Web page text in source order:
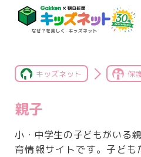
キッズネット 保
親子
小・中学生の子どもがいる
育情報サイトです。子ど